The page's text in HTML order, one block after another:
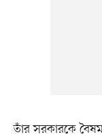
তাঁর সরকারকে